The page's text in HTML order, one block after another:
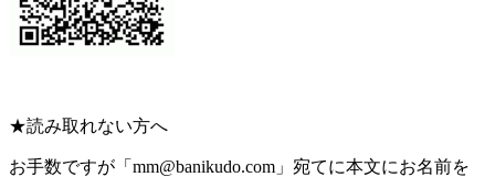
★読み取れない方へ
お手数ですが「mm@banikudo.com」宛てに本文にお名前を